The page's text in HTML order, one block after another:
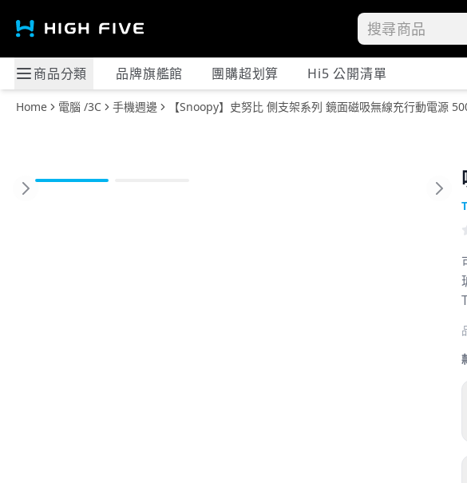
商品分類 品牌旗艦館 團購超划算 Hi5 公開清單
Home 電腦 /3C 手機週邊 【Snoopy】史努比 側支架系列 鏡面磁吸無線充行動電源
Previous slide Next